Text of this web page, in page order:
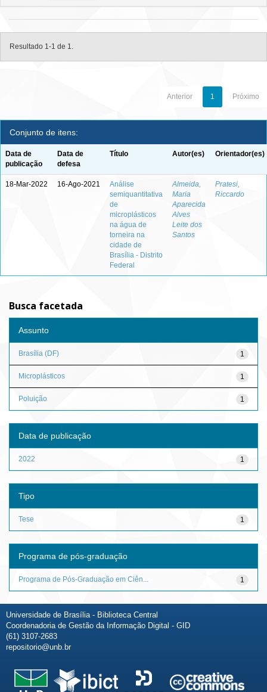
Resultado 1-1 de 1.
Anterior 1 Próximo
Conjunto de itens:
Data de
publicação
Data de
defesa
Título Autor(es) Orientador(es)
18-Mar-2022 16-Ago-2021
Análise
semiquantitativa
de
microplásticos
na água de
torneira na
cidade de
Brasília - Distrito
Federal
Almeida,
Maria
Aparecida
Alves
Leite dos
Santos
Pratesi,
Riccardo
Busca facetada
Assunto
1
Brasília (DF)
1
Microplásticos
1
Poluição
Data de publicação
1
2022
Tipo
1
Tese
Programa de pós-graduação
1
Programa de Pós-Graduação em Ciên...
Universidade de Brasília - Biblioteca Central
Coordenadoria de Gestão da Informação Digital - GID
(61) 3107-2683
repositorio@unb.br